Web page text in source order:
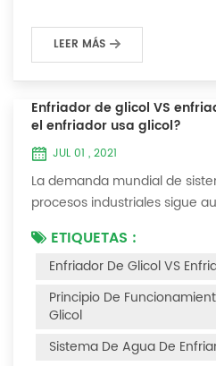
LEER MÁS
Enfriador de glicol VS
el enfriador usa glicol?
JUL 01 , 2021
La demanda mundial de
procesos industriales sigue
inactividad mínimo son las
industriales y comerciales
Este artículo considerará la
temperatura óptima
ETIQUETAS :
Enfriador De Glicol VS
Principio De
Glicol
Sistema De Agua De